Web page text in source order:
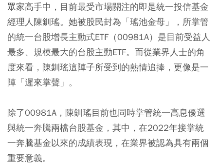
眾家高手中，目前最受市場關注的即是統一投信基金
經理人陳釧瑤。她被股民封為「瑤池金母」，所掌管
的統一台股增長主動式ETF（00981A）是目前受益人
最多、規模最大的台股主動ETF。而從業界人士的角
度來看，陳釧瑤這陣子所受到的熱情追捧，更像是一
陣「遲來掌聲」。
除了00981A，陳釧瑤目前也同時掌管統一高息優選
與統一奔騰兩檔台股基金，其中，在2022年接掌統
一奔騰基金以來的成績表現，在業界被認為具有兩個
重要意義。